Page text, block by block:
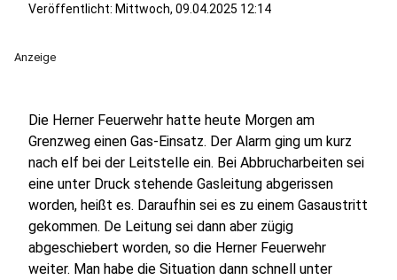
Veröffentlicht: Mittwoch, 09.04.2025 12:14
Anzeige
Die Herner Feuerwehr hatte heute Morgen am
Grenzweg einen Gas-Einsatz. Der Alarm ging um kurz
nach elf bei der Leitstelle ein. Bei Abbrucharbeiten sei
eine unter Druck stehende Gasleitung abgerissen
worden, heißt es. Daraufhin sei es zu einem Gasaustritt
gekommen. De Leitung sei dann aber zügig
abgeschiebert worden, so die Herner Feuerwehr
weiter. Man habe die Situation dann schnell unter